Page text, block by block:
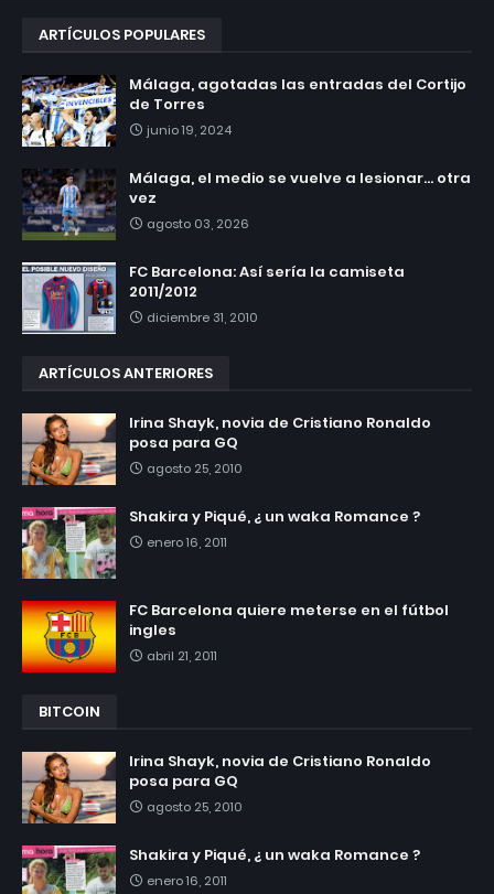
ARTÍCULOS POPULARES
Málaga, agotadas las entradas del Cortijo
de Torres
junio 19, 2024
Málaga, el medio se vuelve a lesionar... otra
vez
agosto 03, 2026
FC Barcelona: Así sería la camiseta
2011/2012
diciembre 31, 2010
ARTÍCULOS ANTERIORES
Irina Shayk, novia de Cristiano Ronaldo
posa para GQ
agosto 25, 2010
Shakira y Piqué, ¿ un waka Romance ?
enero 16, 2011
FC Barcelona quiere meterse en el fútbol
ingles
abril 21, 2011
BITCOIN
Irina Shayk, novia de Cristiano Ronaldo
posa para GQ
agosto 25, 2010
Shakira y Piqué, ¿ un waka Romance ?
enero 16, 2011